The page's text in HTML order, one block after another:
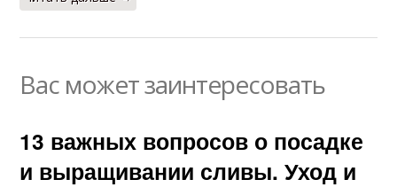
Вас может заинтересовать
13 важных вопросов о посадке
и выращивании сливы. Уход и